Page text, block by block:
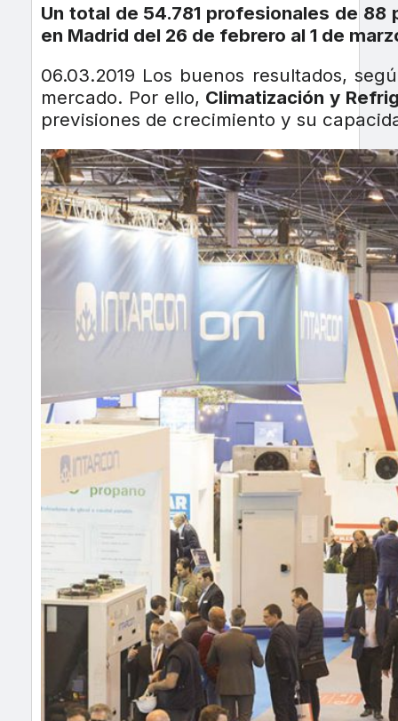
Un total de 54.781 profesionales de 88
en Madrid del 26 de febrero al 1 de
06.03.2019 Los buenos resultados,
mercado. Por ello, Climatización y
previsiones de crecimiento y su